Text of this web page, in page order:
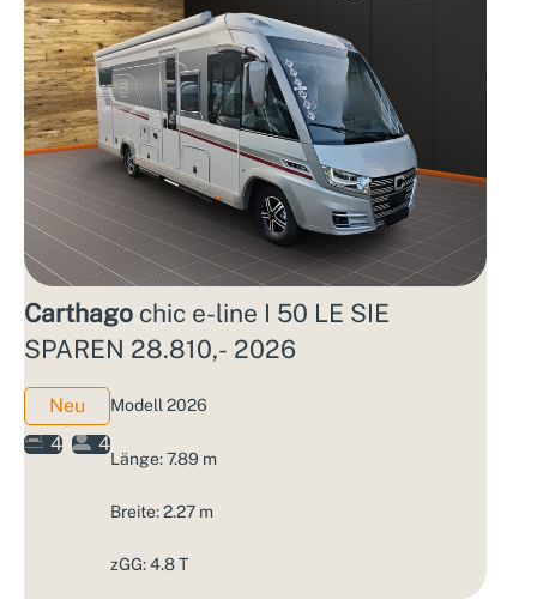
Carthago chic e-line I 50 LE SIE
SPAREN 28.810,- 2026
Neu
4
4
Modell 2026
Länge: 7.89 m
Breite: 2.27 m
zGG: 4.8 T